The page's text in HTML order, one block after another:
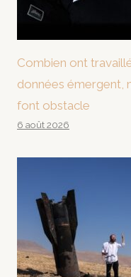
Combien ont
données émergent,
font obstacle
6 août 2026